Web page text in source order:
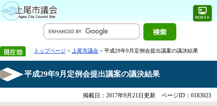
トップページ > 上尾市議会 > 平成29年9月定例会提出議案の議決結果
平成29年9月定例会提出議案の議決結果
掲載日：2017年9月21日更新 ページID：0183023